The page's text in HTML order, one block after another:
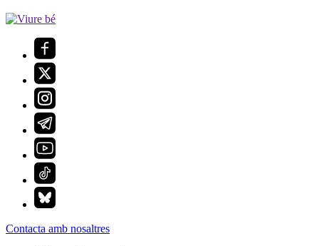
Contacta amb nosaltres